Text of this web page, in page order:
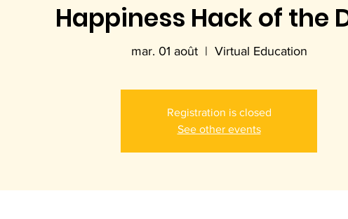
Happiness Hack of the
mar. 01 août
  |
Virtual Education
Registration is closed
See other events